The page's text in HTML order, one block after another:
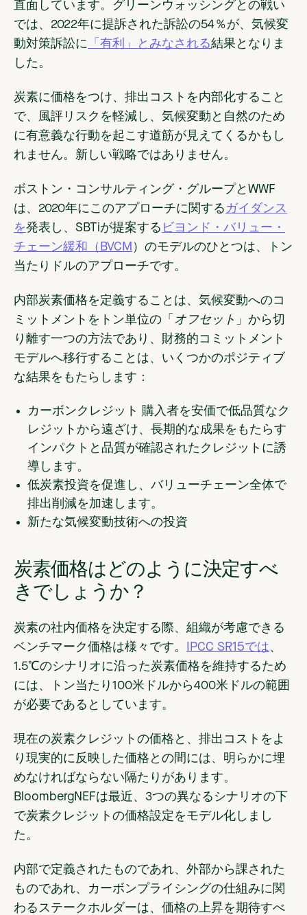
直面しています。グリーンウォッシングとの戦い
では、2022年に提訴された訴訟の54％が、気候変
動対策訴訟に 「有利」とみなされる結果となりま
した。
炭素に価格をつけ、排出コストを内部化すること
で、風評リスクを軽減し、気候変動と自然のため
に有意義な行動を起こす道筋が見えてくるかもし
れません。新しい戦略ではありません。
ボストン・コンサルティング・グループとWWF
は、2020年にこのアプローチに関する ガイダンス
を発表し、SBTiが提案する ビヨンド・バリュー・
チェーン緩和（BVCM ）のモデルのひとつは、トン
当たりドルのアプローチです。
内部炭素価格を定義することは、気候変動へのコ
ミットメントをトン単位の「 オフセット 」から切
り離す一つの方法であり、財務的コミットメント
モデルへ移行することは、いくつかのポジティブ
な結果をもたらします：
カーボンクレジット 購入者を安価で低品質なク
レジットから遠ざけ、長期的な成果をもたらす
インパクトと品質が確認されたクレジットに誘
導します。
低炭素投資を促進し、バリューチェーン全体で
排出削減を加速します。
新たな気候変動技術への投資
炭素価格はどのように決定すべ
きでしょうか？
炭素の社内価格を決定する際、組織が考慮できる
ベンチマーク価格は様々です。
IPCC SR15では、
1.5℃のシナリオに沿った炭素価格を維持するため
には、トン当たり100米ドルから400米ドルの範囲
が必要であるとしています。
現在の炭素クレジットの価格と、排出コストをよ
り現実的に反映した価格との間には、明らかに埋
めなければならない隔たりがあります。
BloombergNEFは最近、3つの異なるシナリオの下
で炭素クレジットの価格設定をモデル化しまし
た。
内部で定義されたものであれ、外部から課された
ものであれ、カーボンプライシングの仕組みに関
わるステークホルダーは、価格の上昇を期待すべ